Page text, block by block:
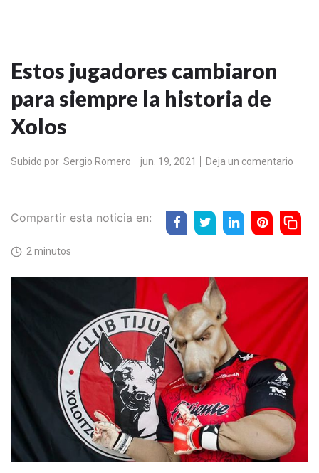
Estos jugadores cambiaron
para siempre la historia de
Xolos
Subido por Sergio Romero jun. 19, 2021 Deja un comentario
Compartir esta noticia en:
2 minutos